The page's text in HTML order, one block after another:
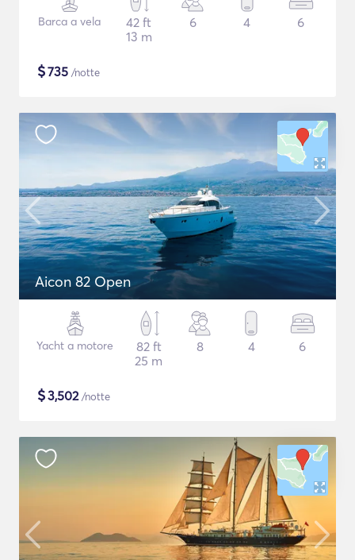
Barca a vela
42 ft
13 m
6 4 6
$735 /notte
Aicon 82 Open
Yacht a motore
82 ft
25 m
8 4 6
$3,502/notte